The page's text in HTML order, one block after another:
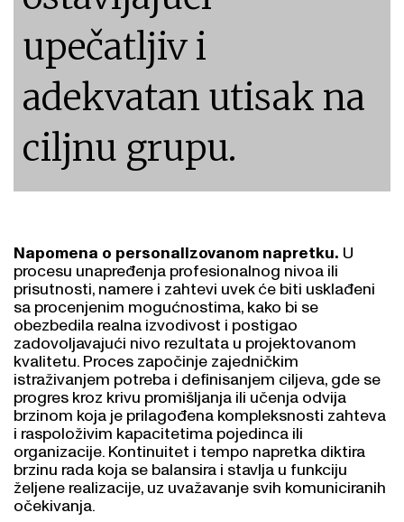
upečatljiv i
adekvatan utisak na
ciljnu grupu.
Napomena o personalizovanom napretku.U
procesu unapređenja profesionalnog nivoa ili
prisutnosti, namere i zahtevi uvek će biti usklađeni
sa procenjenim mogućnostima, kako bi se
obezbedila realna izvodivost i postigao
zadovoljavajući nivo rezultata u projektovanom
kvalitetu. Proces započinje zajedničkim
istraživanjem potreba i definisanjem ciljeva, gde se
progres kroz krivu promišljanja ili učenja odvija
brzinom koja je prilagođena kompleksnosti zahteva
i raspoloživim kapacitetima pojedinca ili
organizacije. Kontinuitet i tempo napretka diktira
brzinu rada koja se balansira i stavlja u funkciju
željene realizacije, uz uvažavanje svih komuniciranih
očekivanja.